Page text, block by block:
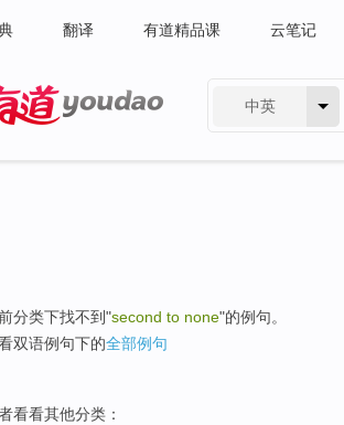
翻译 有道精品课 云笔记
中英
分类下找不到"second to none"的例句。
双语例句下的全部例句
看看其他分类：